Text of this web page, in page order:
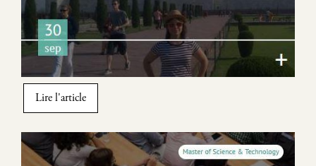
Lire l'article
Image